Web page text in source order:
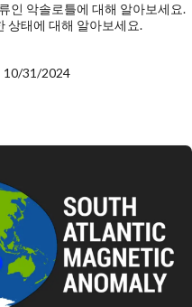
인 악솔로틀에 대해 알아보세요.
상태에 대해 알아보세요.
10/31/2024